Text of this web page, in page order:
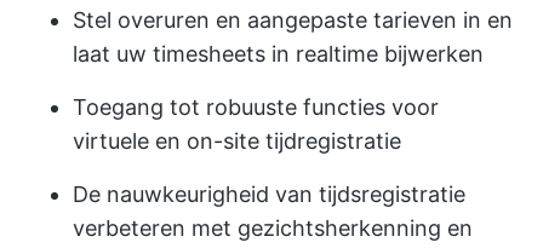
Stel overuren en aangepaste tarieven in en
laat uw timesheets in realtime bijwerken
Toegang tot robuuste functies voor
virtuele en on-site tijdregistratie
De nauwkeurigheid van tijdsregistratie
verbeteren met gezichtsherkenning en